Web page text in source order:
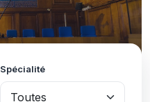
Spécialité